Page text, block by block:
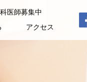
医師募集中
アクセス